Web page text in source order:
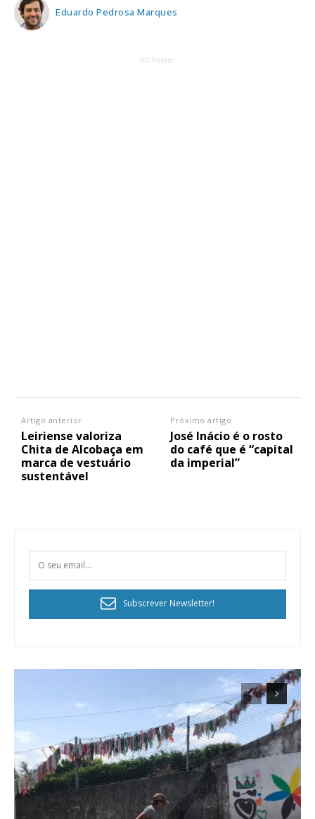
Eduardo Pedrosa Marques
AD Footer
Artigo anterior
Leiriense valoriza
Chita de Alcobaça em
marca de vestuário
sustentável
Próximo artigo
José Inácio é o rosto
do café que é “capital
da imperial”
Subscrever Newsletter!